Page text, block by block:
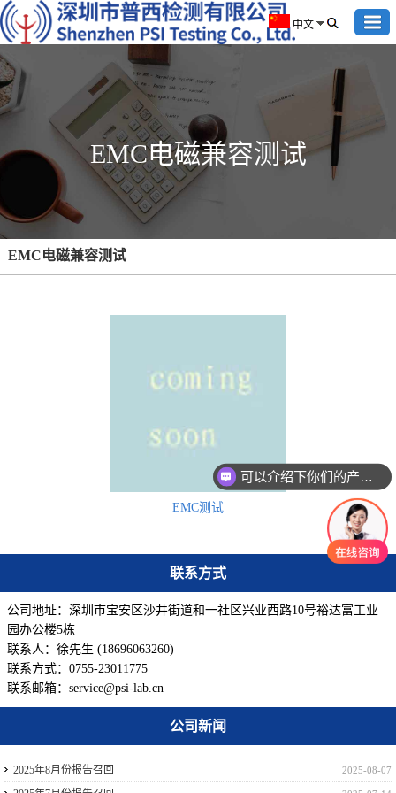
中文
EMC电磁兼容测试
EMC电磁兼容测试
EMC测试
联系方式
公司地址：深圳市宝安区沙井街道和一社区兴业西路10号裕达富工业
园办公楼5栋
联系人：徐先生 (18696063260)
联系方式：0755-23011775
联系邮箱：service@psi-lab.cn
公司新闻
2025-08-07
2025年8月份报告召回
可以介绍下你们的产品么